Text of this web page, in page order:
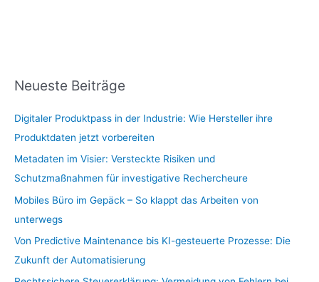
Neueste Beiträge
Digitaler Produktpass in der Industrie: Wie Hersteller ihre
Produktdaten jetzt vorbereiten
Metadaten im Visier: Versteckte Risiken und
Schutzmaßnahmen für investigative Rechercheure
Mobiles Büro im Gepäck – So klappt das Arbeiten von
unterwegs
Von Predictive Maintenance bis KI-gesteuerte Prozesse: Die
Zukunft der Automatisierung